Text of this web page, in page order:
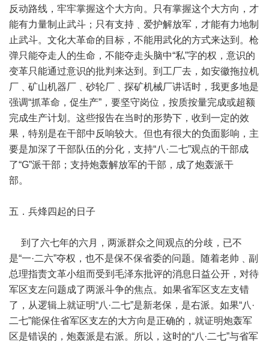
反动路线，牢牢掌握这个大方向。只有掌握这个大方向，才
能有力量制止武斗；只有支持﹑爱护解放军，才能有力地制
止武斗。文化大革命的目标，不能用武化的方式来达到。枪
弹只能夺走人的生命，不能夺走头脑中“私”字的权，意识的
变革只能通过意识的批判来达到。到工厂去，如安徽拖拉机
厂﹑矿山机器厂﹑砂轮厂﹑探矿机械厂讲话时，我更多地是
强调“抓革命，促生产”，要坚守岗位，按质按量完成或超额
完成生产计划。这些报告在当时的形势下，收到一定的效
果，特别是在干部中反响较大。但也有很大的负面影响，主
要是加深了干部队伍的分化，支持“八·二七”观点的干部成
了“G”派干部；支持炮轰解放军的干部，成了炮轰派干
部。
五．兵烽四起的日子
到了六七年的六月，两派群众之间观点的分歧，已不
是“一·二六”夺权，也不是保不保省委的问题。随着老帅﹑副
总理指责文革小组而受到毛泽东批评的消息日益公开，对待
军区支左问题成了两派斗争的焦点。如果省军区支左支错
了，从逻辑上就证明“八·二七”是新老保，是右派。如果“八·
二七”能保住省军区支左的大方向是正确的，就证明炮轰军
区是错误的，炮轰派是右派。所以，这时的“八·二七”与省军